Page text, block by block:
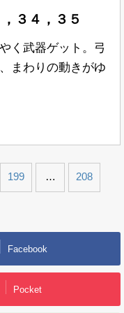
３４，３５
く武器ゲット。弓
まわりの動きがゆ
199 … 208
Facebook
Pocket